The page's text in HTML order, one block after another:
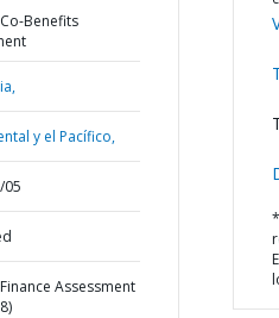
Benefits
y el Pacífico,
05
Assessment